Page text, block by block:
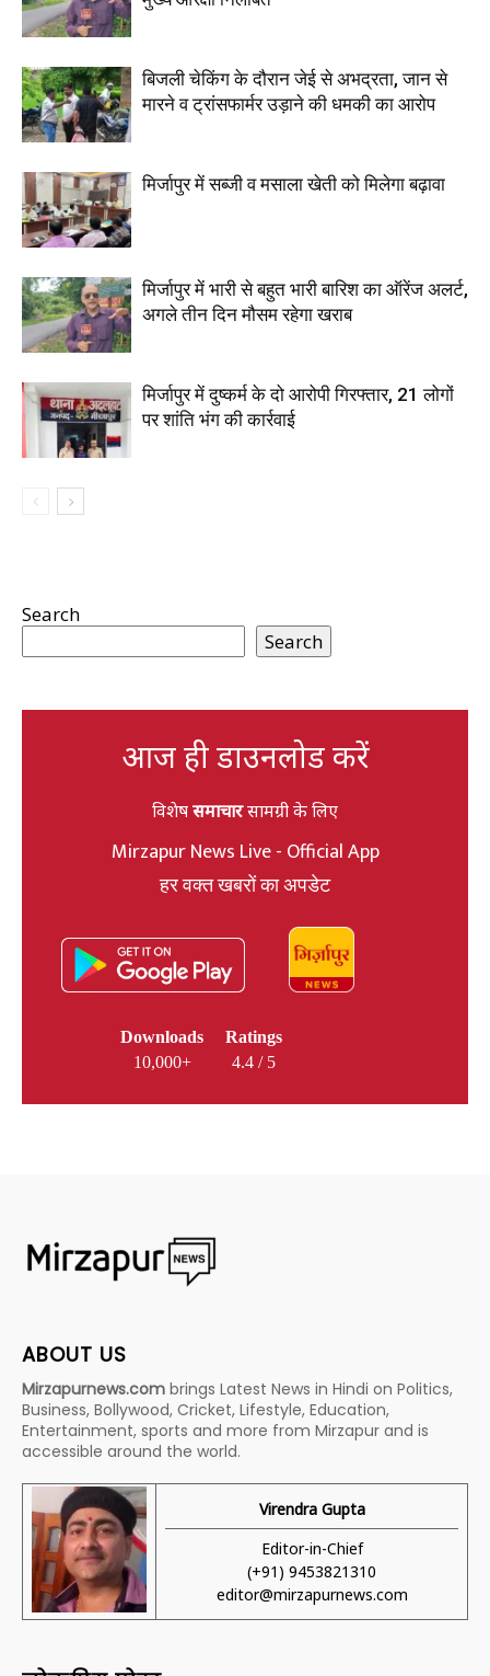
बिजली चेकिंग के दौरान जेई से अभद्रता, जान से
मारने व ट्रांसफार्मर उड़ाने की धमकी का आरोप
मिर्जापुर में सब्जी व मसाला खेती को मिलेगा बढ़ावा
मिर्जापुर में भारी से बहुत भारी बारिश का ऑरेंज अलर्ट,
अगले तीन दिन मौसम रहेगा खराब
मिर्जापुर में दुष्कर्म के दो आरोपी गिरफ्तार, 21 लोगों
पर शांति भंग की कार्रवाई
Search
Search
आज ही डाउनलोड करें
विशेषसमाचारसामग्री के लिए
Mirzapur News Live - Official App
हर वक्त खबरों का अपडेट
Downloads
10,000+
Ratings
4.4 / 5
ABOUT US
Mirzapurnews.com brings Latest News in Hindi on Politics,
Business, Bollywood, Cricket, Lifestyle, Education,
Entertainment, sports and more from Mirzapur and is
accessible around the world.
Virendra Gupta
Editor-in-Chief
(+91) 9453821310
editor@mirzapurnews.com